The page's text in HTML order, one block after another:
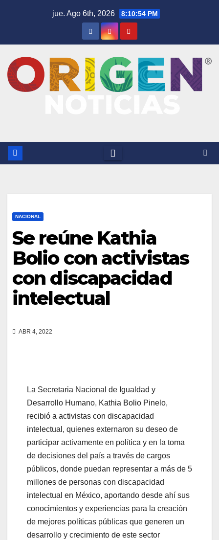
jue. Ago 6th, 2026 8:10:54 PM
NACIONAL
Se reúne Kathia
Bolio con activistas
con discapacidad
intelectual
ABR 4, 2022
La Secretaria Nacional de Igualdad y
Desarrollo Humano, Kathia Bolio Pinelo,
recibió a activistas con discapacidad
intelectual, quienes externaron su deseo de
participar activamente en política y en la toma
de decisiones del país a través de cargos
públicos, donde puedan representar a más de 5
millones de personas con discapacidad
intelectual en México, aportando desde ahí sus
conocimientos y experiencias para la creación
de mejores políticas públicas que generen un
desarrollo y crecimiento de este sector